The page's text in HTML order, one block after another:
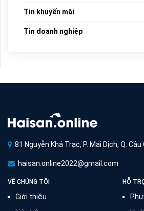
Tin khuyến mãi
Tin doanh nghiệp
81 Nguyễn Khả Trạc, P. Mai Dịch, Q. Cầu
haisan.online2022@gmail.com
VỀ CHÚNG TÔI
Giới thiệu
HỖ